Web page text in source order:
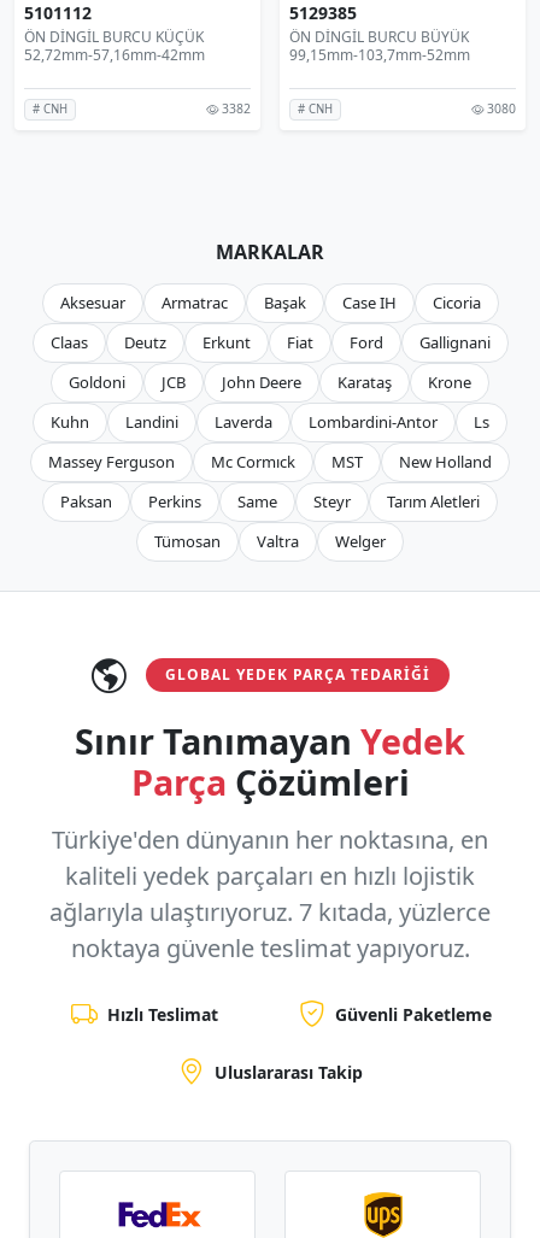
5101112
ÖN DİNGİL BURCU KÜÇÜK
52,72mm-57,16mm-42mm
# CNH 3382
5129385
ÖN DİNGİL BURCU BÜYÜK
99,15mm-103,7mm-52mm
# CNH 3080
MARKALAR
Aksesuar Armatrac Başak Case IH
Cicoria
Claas
Deutz Erkunt Fiat Ford
Gallignani
Goldoni
JCB John Deere Karataş
Krone
Kuhn
Landini Laverda Lombardini-Antor
Ls
Massey Ferguson
Mc Cormıck MST
New Holland
Paksan
Perkins Same Steyr
Tarım Aletleri
Tümosan
Valtra Welger
GLOBAL YEDEK PARÇA TEDARIĞI
Sınır Tanımayan Yedek
Parça Çözümleri
Türkiye'den dünyanın her noktasına, en
kaliteli yedek parçaları en hızlı lojistik
ağlarıyla ulaştırıyoruz. 7 kıtada, yüzlerce
noktaya güvenle teslimat yapıyoruz.
Hızlı Teslimat Güvenli Paketleme
Uluslararası Takip